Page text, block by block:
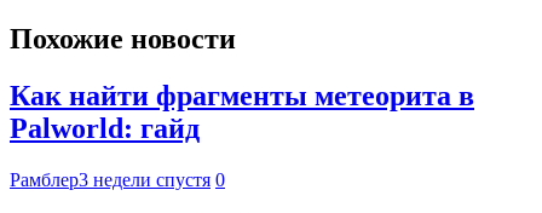
Похожие новости
Как найти фрагменты метеорита в
Palworld: гайд
Рамблер3 недели спустя 0